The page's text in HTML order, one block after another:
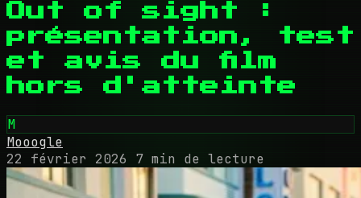
Out of sight :
présentation, test
et avis du film
hors d'atteinte
M
Mooogle
22 février 2026
7 min de lecture